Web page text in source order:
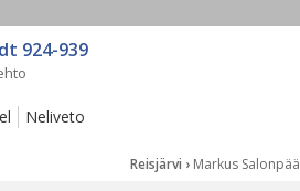
924-939
Neliveto
Reisjärvi › Markus Salonpää